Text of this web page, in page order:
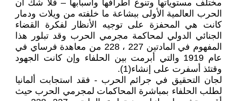
مختلف مستوياتها وتنوع أطرافها وأسبابها – فلا شك أن
الحرب العالمية الأولى ببشاعة ما خلفته من ويلات ودمار
كانت هي المحفزة على توجيه الأنظار لفكرة القضاء
الجنائي الدولي لمحاكمة مجرمي الحرب وقد تبلور هذا
المفهوم في المادتين 227 ، 228 من معاهدة فرساي في
عام 1919 والتي أبرمت بين الحلفاء وإن كانت الجهود
وقتئذ أسفرت على إنشاء(1).
لجان التحقيق في جرائم الحرب - فقد استجابت ألمانيا
لطلب الحلفاء بمباشرة المحاكمات لمجرمي الحرب حيث